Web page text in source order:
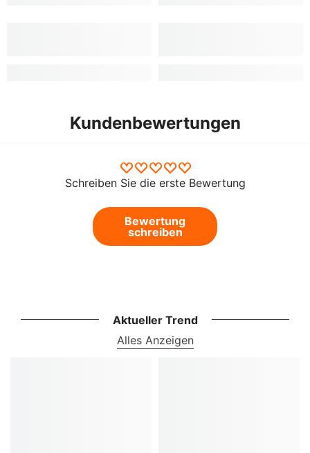
Kundenbewertungen
Schreiben Sie die erste Bewertung
Bewertung
schreiben
Aktueller Trend
Alles Anzeigen